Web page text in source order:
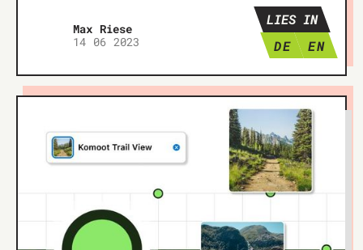
Max Riese
14 06 2023
LIES IN
DE
EN